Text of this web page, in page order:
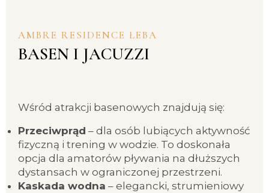
AMBRE RESIDENCE ŁEBA
BASEN I JACUZZI
Wśród atrakcji basenowych znajdują się:
Przeciwprąd – dla osób lubiących aktywność
fizyczną i trening w wodzie. To doskonała
opcja dla amatorów pływania na dłuższych
dystansach w ograniczonej przestrzeni.
Kaskada wodna – elegancki, strumieniowy